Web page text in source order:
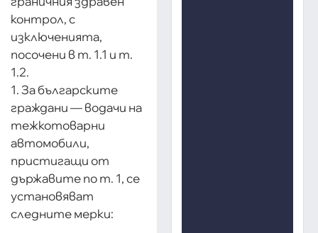
контрол, с
изключенията,
посочени в т. 1.1 и т.
1.2.
1. За българските
граждани — водачи на
тежкотоварни
автомобили,
пристигащи от
държавите по т. 1, се
установяват
следните мерки: